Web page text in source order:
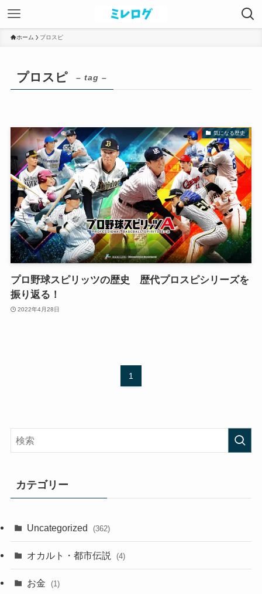
ホーム プロスピ
プロスピ – tag –
気になる歴史
プロ野球スピリッツの歴史 歴代プロスピシリーズを
振り返る！
2022年4月28日
1
カテゴリー
Uncategorized (362)
オカルト・都市伝説 (4)
お金 (1)